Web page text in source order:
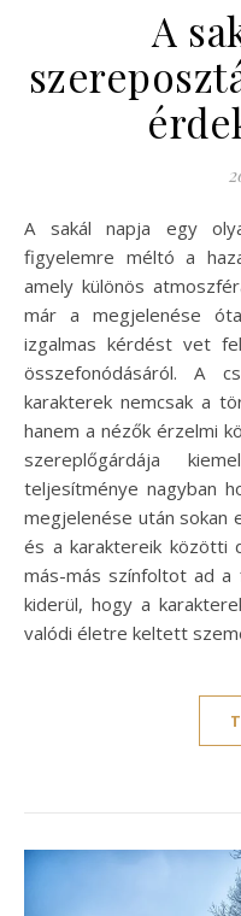
A
A sakál napja egy olyan esemény, amely különösen
figyelemre méltó a
amely különös
már a megjelenése
izgalmas kérdést vet
összefonódásáról. A
karakterek nemcsak a
hanem a nézők érzelmi
szereplőgárdája
teljesítménye nagyban
megjelenése után sokan
és a karaktereik közötti
más-más színfoltot ad a
kiderül, hogy a
valódi életre keltett